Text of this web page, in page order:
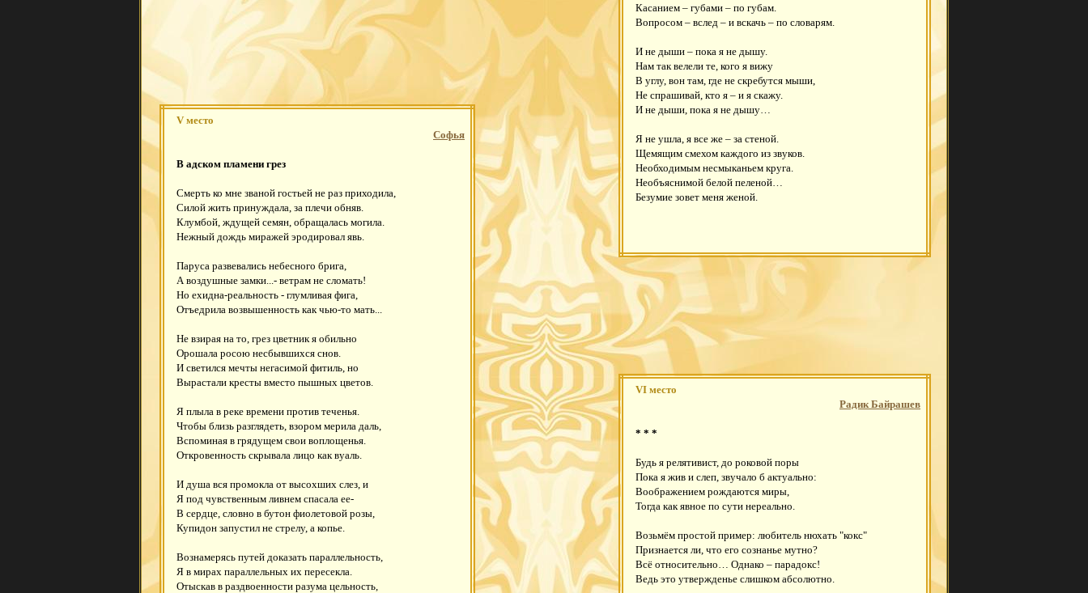
V место
Софья
В адском пламени грез
Смерть ко мне званой гостьей не раз приходила,
Силой жить принуждала, за плечи обняв.
Клумбой, ждущей семян, обращалась могила.
Нежный дождь миражей эродировал явь.
Паруса развевались небесного брига,
А воздушные замки...- ветрам не сломать!
Но ехидна-реальность - глумливая фига,
Отъедрила возвышенность как чью-то мать...
Не взирая на то, грез цветник я обильно
Орошала росою несбывшихся снов.
И светился мечты негасимой фитиль, но
Вырастали кресты вместо пышных цветов.
Я плыла в реке времени против теченья.
Чтобы близь разглядеть, взором мерила даль,
Вспоминая в грядущем свои воплощенья.
Откровенность скрывала лицо как вуаль.
И душа вся промокла от высохших слез, и
Я под чувственным ливнем спасала ее-
В сердце, словно в бутон фиолетовой розы,
Купидон запустил не стрелу, а копье.
Вознамерясь путей доказать параллельность,
Я в мирах параллельных их пересекла.
Отыскав в раздвоенности разума цельность,
Касанием – губами – по губам.
Вопросом – вслед – и вскачь – по словарям.
И не дыши – пока я не дышу.
Нам так велели те, кого я вижу
В углу, вон там, где не скребутся мыши,
Не спрашивай, кто я – и я скажу.
И не дыши, пока я не дышу…
Я не ушла, я все же – за стеной.
Щемящим смехом каждого из звуков.
Необходимым несмыканьем круга.
Необъяснимой белой пеленой…
Безумие зовет меня женой.
VI место
Радик Байрашев
* * *
Будь я релятивист, до роковой поры
Пока я жив и слеп, звучало б актуально:
Воображением рождаются миры,
Тогда как явное по сути нереально.
Возьмём простой пример: любитель нюхать "кокс"
Признается ли, что его сознанье мутно?
Всё относительно… Однако – парадокс!
Ведь это утвержденье слишком абсолютно.